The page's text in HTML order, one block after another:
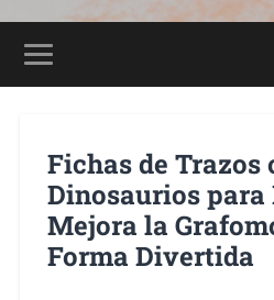
Fichas de Trazos
Dinosaurios para
Mejora la
Forma Divertida